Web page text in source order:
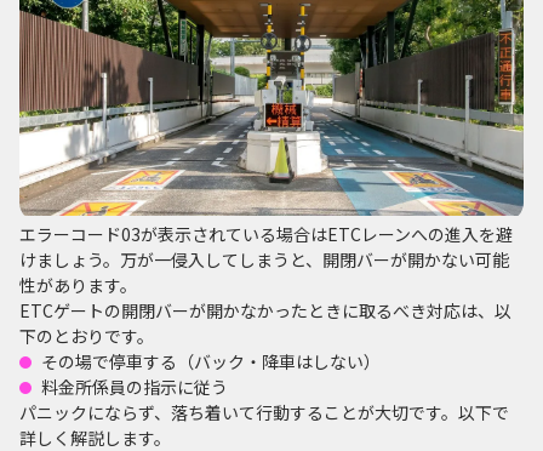
エラーコード03が表示されている場合はETCレーンへの進入を避
けましょう。万が一侵入してしまうと、開閉バーが開かない可能
性があります。
ETCゲートの開閉バーが開かなかったときに取るべき対応は、以
下のとおりです。
その場で停車する（バック・降車はしない）
料金所係員の指示に従う
パニックにならず、落ち着いて行動することが大切です。以下で
詳しく解説します。